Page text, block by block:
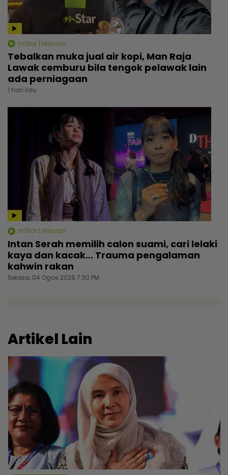
mStar | Hiburan
Tebalkan muka jual air kopi, Man Raja
Lawak cemburu bila tengok pelawak lain
ada perniagaan
1 hari lalu
mStar | Hiburan
Intan Serah memilih calon suami, cari lelaki
kaya dan kacak... Trauma pengalaman
kahwin rakan
Selasa, 04 Ogos 2026 7:30 PM
Artikel Lain